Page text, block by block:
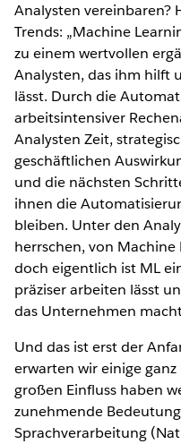
Analysten vereinbaren?
Trends: „Machine
zu einem wertvollen
Analysten, das ihm hilft
lässt. Durch die
arbeitsintensiver
Analysten Zeit,
geschäftlichen
und die nächsten
ihnen die
bleiben. Unter den
herrschen, von Machine
doch eigentlich ist ML
präziser arbeiten lässt
das Unternehmen
Und das ist erst der
erwarten wir einige
großen Einfluss haben
zunehmende
Sprachverarbeitung